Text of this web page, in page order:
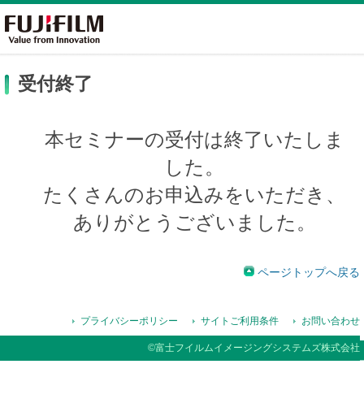
受付終了
本セミナーの受付は終了いたしま
した。
たくさんのお申込みをいただき、
ありがとうございました。
ページトップへ戻る
プライバシーポリシー サイトご利用条件 お問い合わせ
©富士フイルムイメージングシステムズ株式会社